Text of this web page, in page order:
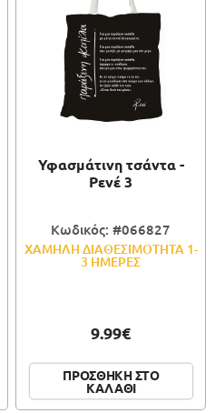
Υφασμάτινη τσάντα -
Ρενέ 3
Κωδικός: #066827
ΧΑΜΗΛΗ ΔΙΑΘΕΣΙΜΟΤΗΤΑ 1-
3 ΗΜΕΡΕΣ
9.99€
ΠΡΟΣΘΗΚΗ ΣΤΟ
ΚΑΛΑΘΙ